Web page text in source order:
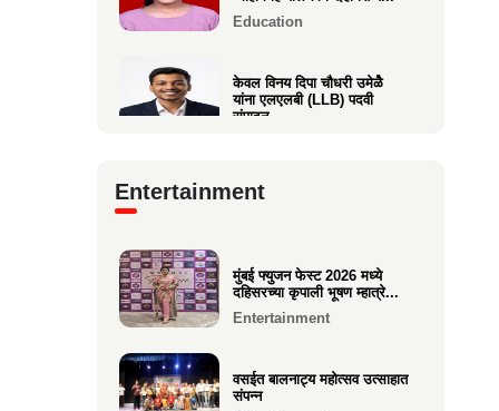
Education
केवल विनय दिपा चौधरी उमेळेै
यांना एलएलबी (LLB) पदवी
संपादन
आगाशीच्या डॉ. सौ. स्नेहल निनाद
१२ वी CET परीक्षेत सुप्रिया पराग
Entertainment
मुंबई फ्युजन फेस्ट 2026 मध्ये
दहिसरच्या कृपाली भूषण म्हात्रे...
Entertainment
वसईत बालनाट्य महोत्सव उत्साहात
संपन्न